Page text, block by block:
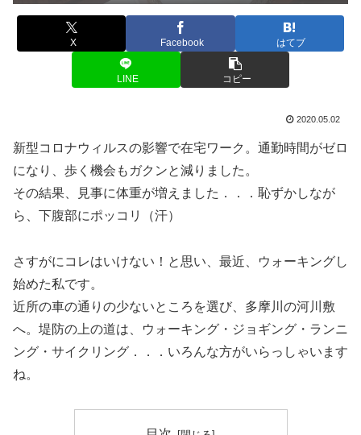
X Facebook はてブ
LINE コピー
2020.05.02
新型コロナウィルスの影響で在宅ワーク。通勤時間がゼロ
になり、歩く機会もガクンと減りました。
その結果、見事に体重が増えました．．．恥ずかしなが
ら、下腹部にポッコリ（汗）
さすがにコレはいけない！と思い、最近、ウォーキングし
始めた私です。
近所の車の通りの少ないところを選び、多摩川の河川敷
へ。堤防の上の道は、ウォーキング・ジョギング・ランニ
ング・サイクリング．．．いろんな方がいらっしゃいます
ね。